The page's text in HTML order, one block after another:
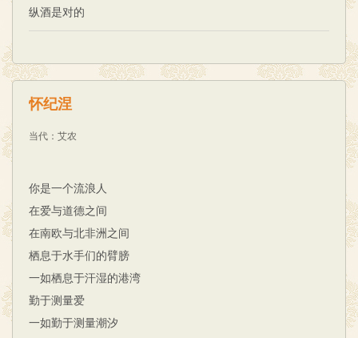
纵酒是对的
怀纪涅
当代 ： 艾农
你是一个流浪人
在爱与道德之间
在南欧与北非洲之间
栖息于水手们的臂膀
一如栖息于汗湿的港湾
勤于测量爱
一如勤于测量潮汐